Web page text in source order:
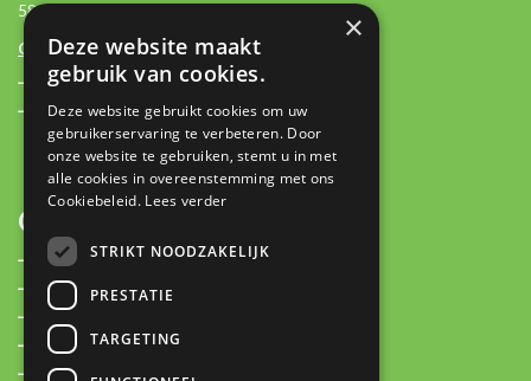
5803 AM Venray
Contactgegevens:
+31 (0)85 2362500
contact@plan-it.nl
OVER
Plan-IT Stories
Over ons
Partners
Nieuws
Vacatures
×
Deze website maakt
gebruik van cookies.
Deze website gebruikt cookies om uw
gebruikerservaring te verbeteren. Door
onze website te gebruiken, stemt u in met
alle cookies in overeenstemming met ons
Cookiebeleid. Lees verder
STRIKT NOODZAKELIJK
PRESTATIE
TARGETING